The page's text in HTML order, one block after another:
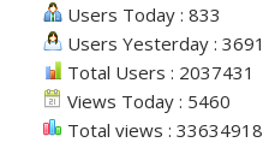
Users Today : 833
Users Yesterday : 3691
Total Users : 2037431
Views Today : 5460
Total views : 33634918